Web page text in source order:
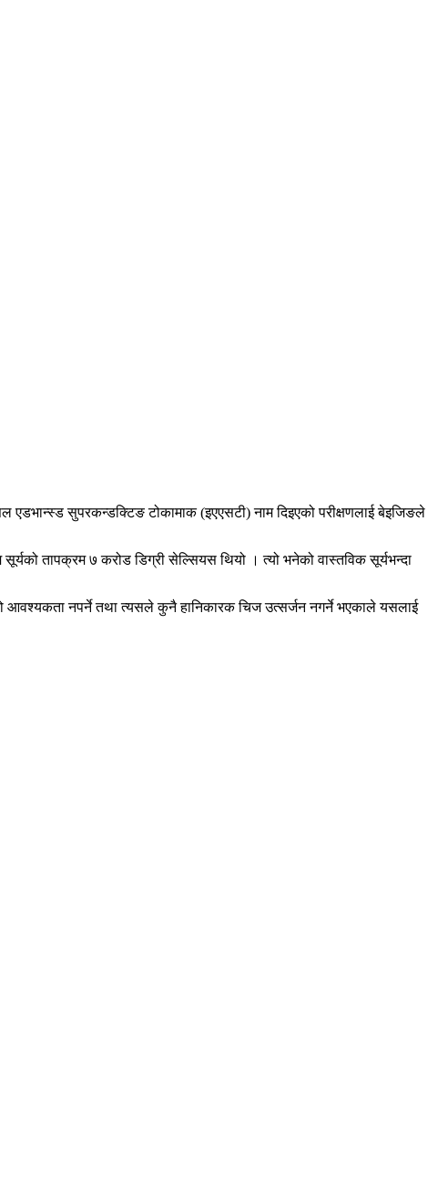
एडभान्स्ड सुपरकन्डक्टिङ टोकामाक (इएएसटी) नाम दिइएको परीक्षणलाई बेइजिङले
सूर्यको तापक्रम ७ करोड डिग्री सेल्सियस थियो । त्यो भनेको वास्तविक सूर्यभन्दा
आवश्यकता नपर्ने तथा त्यसले कुनै हानिकारक चिज उत्सर्जन नगर्ने भएकाले यसलाई